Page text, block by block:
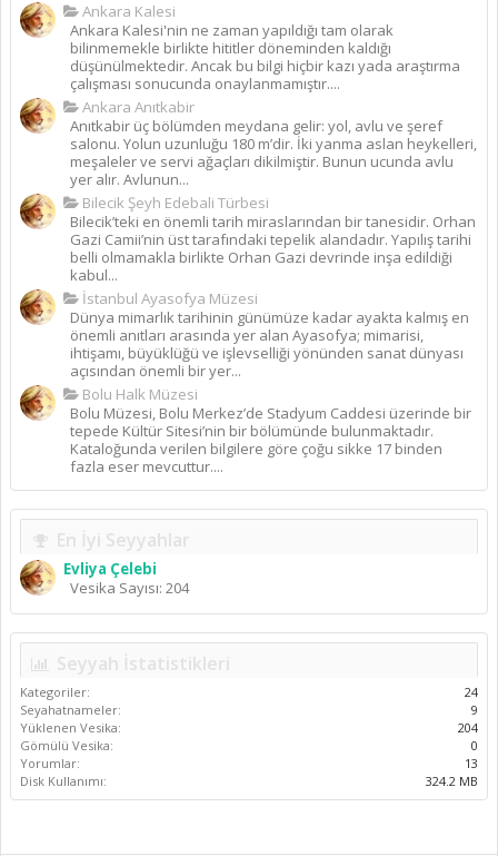
Ankara Kalesi
Ankara Kalesi'nin ne zaman yapıldığı tam olarak
bilinmemekle birlikte hititler döneminden kaldığı
düşünülmektedir. Ancak bu bilgi hiçbir kazı yada araştırma
çalışması sonucunda onaylanmamıştır....
Ankara Anıtkabir
Anıtkabir üç bölümden meydana gelir: yol, avlu ve şeref
salonu. Yolun uzunluğu 180 m’dir. İki yanma aslan heykelleri,
meşaleler ve servi ağaçları dikilmiştir. Bunun ucunda avlu
yer alır. Avlunun...
Bilecik Şeyh Edebali Türbesi
Bilecik’teki en önemli tarih miraslarından bir tanesidir. Orhan
Gazi Camii’nin üst tarafındaki tepelik alandadır. Yapılış tarihi
belli olmamakla birlikte Orhan Gazi devrinde inşa edildiği
kabul...
İstanbul Ayasofya Müzesi
Dünya mimarlık tarihinin günümüze kadar ayakta kalmış en
önemli anıtları arasında yer alan Ayasofya; mimarisi,
ihtişamı, büyüklüğü ve işlevselliği yönünden sanat dünyası
açısından önemli bir yer...
Bolu Halk Müzesi
Bolu Müzesi, Bolu Merkez’de Stadyum Caddesi üzerinde bir
tepede Kültür Sitesi’nin bir bölümünde bulunmaktadır.
Kataloğunda verilen bilgilere göre çoğu sikke 17 binden
fazla eser mevcuttur....
En İyi Seyyahlar
Evliya Çelebi
Vesika Sayısı: 204
Seyyah İstatistikleri
Kategoriler:
24
Seyahatnameler:
9
Yüklenen Vesika:
204
Gömülü Vesika:
0
Yorumlar:
13
Disk Kullanımı:
324.2 MB